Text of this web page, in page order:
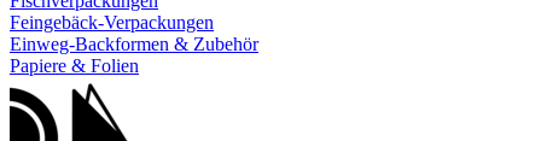
Feingebäck-Verpackungen
Einweg-Backformen & Zubehör
Papiere & Folien